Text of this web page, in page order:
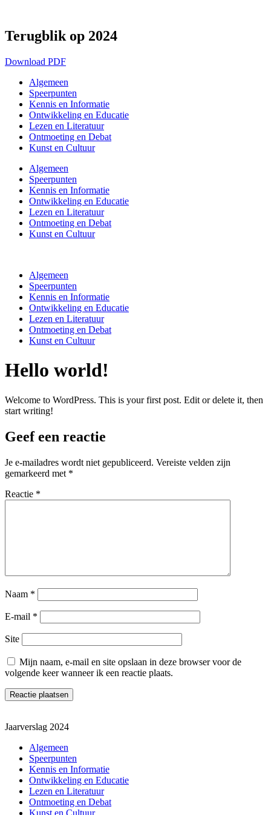
de
inhoud
Terugblik op 2024
Download PDF
Algemeen
Speerpunten
Kennis en Informatie
Ontwikkeling en Educatie
Lezen en Literatuur
Ontmoeting en Debat
Kunst en Cultuur
Algemeen
Speerpunten
Kennis en Informatie
Ontwikkeling en Educatie
Lezen en Literatuur
Ontmoeting en Debat
Kunst en Cultuur
Main
Menu
Algemeen
Speerpunten
Kennis en Informatie
Ontwikkeling en Educatie
Lezen en Literatuur
Ontmoeting en Debat
Kunst en Cultuur
Hello world!
Welcome to WordPress. This is your first post. Edit or delete it, then
start writing!
Geef een reactie
Je e-mailadres wordt niet gepubliceerd. Vereiste velden zijn
gemarkeerd met *
Reactie *
Naam *
E-mail *
Site
Mijn naam, e-mail en site opslaan in deze browser voor de
volgende keer wanneer ik een reactie plaats.
Jaarverslag 2024
Algemeen
Speerpunten
Kennis en Informatie
Ontwikkeling en Educatie
Lezen en Literatuur
Ontmoeting en Debat
Kunst en Cultuur